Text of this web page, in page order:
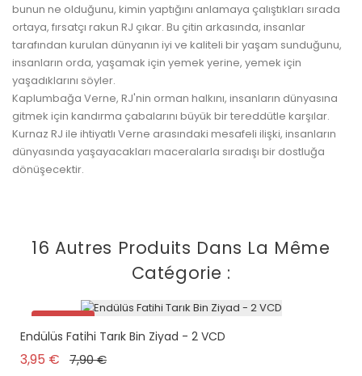
bunun ne olduğunu, kimin yaptığını anlamaya çalıştıkları sırada
ortaya, fırsatçı rakun RJ çıkar. Bu çitin arkasında, insanlar
tarafından kurulan dünyanın iyi ve kaliteli bir yaşam sunduğunu,
insanların orda, yaşamak için yemek yerine, yemek için
yaşadıklarını söyler.
Kaplumbağa Verne, RJ'nin orman halkını, insanların dünyasına
gitmek için kandırma çabalarını büyük bir tereddütle karşılar.
Kurnaz RJ ile ihtiyatlı Verne arasındaki mesafeli ilişki, insanların
dünyasında yaşayacakları maceralarla sıradışı bir dostluğa
dönüşecektir.
16 Autres Produits Dans La Même
Catégorie :
Promo !
Endülüs Fatihi Tarık Bin Ziyad - 2 VCD
3,95 € Prix de base
7,90 €Prix